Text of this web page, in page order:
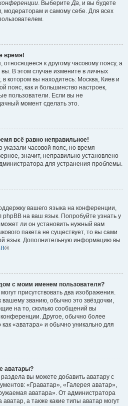
. ВыберитеДа, и вы будете
модераторам и самому себе. Для всех
время!
к другому часовому поясу, а
вы. В этом случае измените в личных
в котором вы находитесь: Москва, Киев и
пояс, как и большинство настроек,
пользователи. Если вы не
момент сделать это.
всё равно неправильное!
часовой пояс, но время
значит, неправильно установлено
для устранения проблемы.
вашего языка на конференции,
phpBB на ваш язык. Попробуйте узнать у
ли он установить нужный вам
пакета не существует, то вы сами
язык. Дополнительную информацию вы
®.
с моим именем пользователя?
присутствовать два изображения.
званию, обычно это звёздочки,
на то, сколько сообщений вы
Другое, обычно более
«аватара» и обычно уникально для
аватары?
вы можете добавить аватару с
«Граватар», «Галерея аватар»,
аватара». От администратора
а также какие типы аватар могут